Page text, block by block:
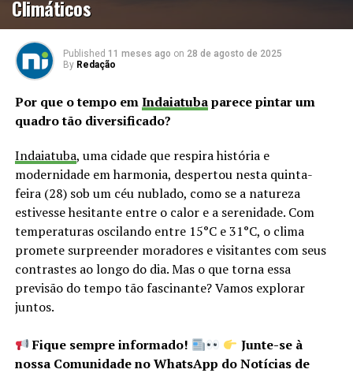
Climáticos
Published 11 meses ago on 28 de agosto de 2025
By Redação
Por que o tempo emIndaiatubaparece pintar um
quadro tão diversificado?
Indaiatuba, uma cidade que respira história e
modernidade em harmonia, despertou nesta quinta-
feira (28) sob um céu nublado, como se a natureza
estivesse hesitante entre o calor e a serenidade. Com
temperaturas oscilando entre 15°C e 31°C, o clima
promete surpreender moradores e visitantes com seus
contrastes ao longo do dia. Mas o que torna essa
previsão do tempo tão fascinante? Vamos explorar
juntos.
Fique sempre informado!
Junte-se à
nossa Comunidade no WhatsApp do Notícias de